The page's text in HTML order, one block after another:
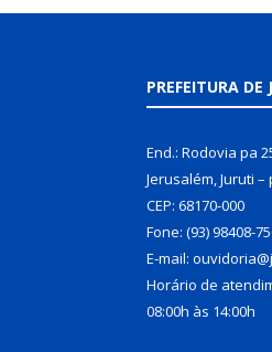
PREFEITURA DE
End.: Rodovia pa
Jerusalém, Juruti –
CEP: 68170-000
Fone: (93) 98408-
E-mail:
Horário de
08:00h às 14:00h